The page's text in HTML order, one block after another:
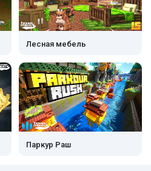
Лесная мебель
Паркур Раш